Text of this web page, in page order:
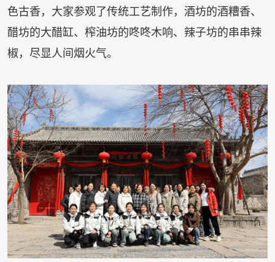
色古香，大家参观了传统工艺制作，酒坊的酒糟香、
醋坊的大醋缸、榨油坊的咚咚木响、辣子坊的串串辣
椒，尽显人间烟火气。